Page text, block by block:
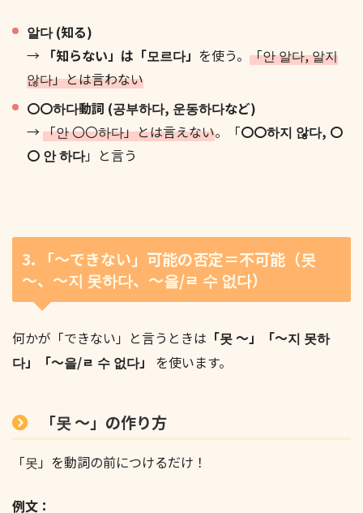
알다 (知る)
→ 「知らない」は「모르다」 を使う。 「안 알다, 알지
않다」とは言わない
〇〇하다動詞 (공부하다, 운동하다など)
→「안 〇〇하다」とは言えない。「〇〇하지 않다, 〇
〇 안 하다」と言う
3. 「〜できない」可能の否定＝不可能（못
〜、〜지 못하다、〜을/ㄹ 수 없다）
何かが「できない」と言うときは 「못 〜」「〜지 못하
다」「〜을/ㄹ 수 없다」
を使います。
「못 ～」の作り方
「못」を動詞の前につけるだけ！
例文：